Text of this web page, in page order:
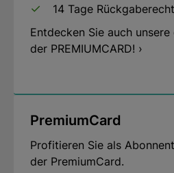
14 Tage Rückgaberecht
Entdecken Sie auch
der PREMIUMCARD! ›
PremiumCard
Profitieren Sie als
der PremiumCard.